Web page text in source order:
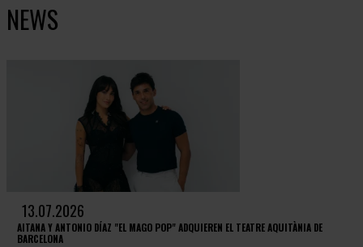
NEWS
13.07.2026
AITANA Y ANTONIO DÍAZ "EL MAGO POP" ADQUIEREN EL TEATRE AQUITÀNIA DE
BARCELONA